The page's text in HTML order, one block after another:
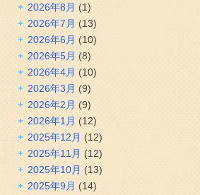
2026年8月 (1)
2026年7月 (13)
2026年6月 (10)
2026年5月 (8)
2026年4月 (10)
2026年3月 (9)
2026年2月 (9)
2026年1月 (12)
2025年12月 (12)
2025年11月 (12)
2025年10月 (13)
2025年9月 (14)